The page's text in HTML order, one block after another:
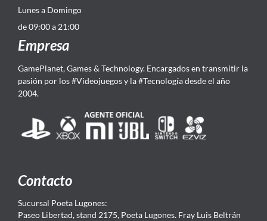
Lunes a Domingo
de 09:00 a 21:00
Empresa
GamePlanet, Games & Technology. Encargados en transmitir la
pasión por los #Videojuegos y la #Tecnología desde el año
2004.
Contacto
Sucursal Poeta Lugones:
Paseo Libertad, stand 2175, Poeta Lugones. Fray Luis Beltrán